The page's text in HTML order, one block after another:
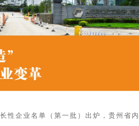
性企业名单（第一批）出炉，贵州省